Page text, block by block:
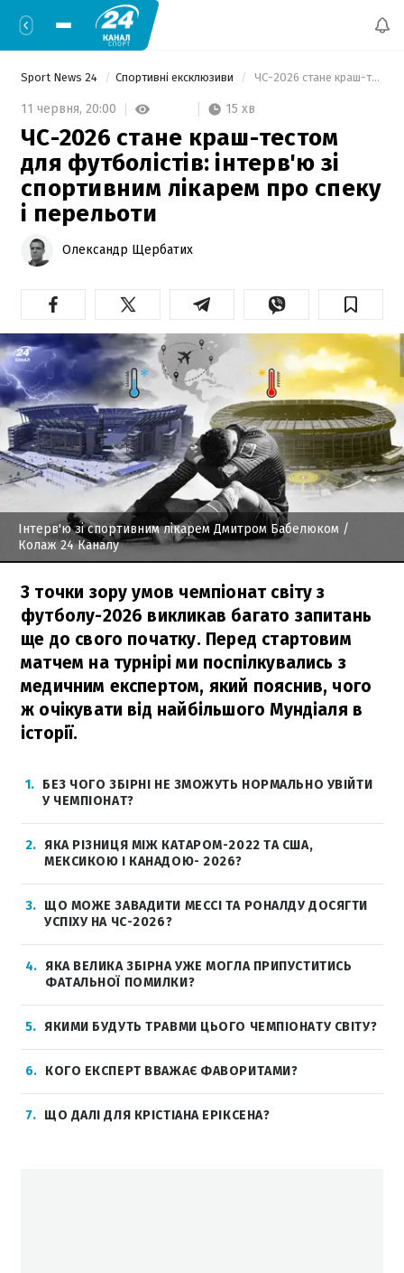
Sport News 24 Спортивні ексклюзиви ЧС-2026 стане краш-тестом для футболістів: інтерв'ю зі спортивним лікарем про спеку і перельоти
11 червня, 20:00 15 хв
ЧС-2026 стане краш-тестом
для футболістів: інтерв'ю зі
спортивним лікарем про спеку
і перельоти
Олександр Щербатих
Інтерв'ю зі спортивним лікарем Дмитром Бабелюком /
Колаж 24 Каналу
З точки зору умов чемпіонат світу з
футболу-2026 викликав багато запитань
ще до свого початку. Перед стартовим
матчем на турнірі ми поспілкувались з
медичним експертом, який пояснив, чого
ж очікувати від найбільшого Мундіаля в
історії.
1
БЕЗ ЧОГО ЗБІРНІ НЕ ЗМОЖУТЬ НОРМАЛЬНО УВІЙТИ
У ЧЕМПІОНАТ?
2
ЯКА РІЗНИЦЯ МІЖ КАТАРОМ-2022 ТА США,
МЕКСИКОЮ І КАНАДОЮ- 2026?
3
ЩО МОЖЕ ЗАВАДИТИ МЕССІ ТА РОНАЛДУ ДОСЯГТИ
УСПІХУ НА ЧС-2026?
4
ЯКА ВЕЛИКА ЗБІРНА УЖЕ МОГЛА ПРИПУСТИТИСЬ
ФАТАЛЬНОЇ ПОМИЛКИ?
5 ЯКИМИ БУДУТЬ ТРАВМИ ЦЬОГО ЧЕМПІОНАТУ СВІТУ?
6 КОГО ЕКСПЕРТ ВВАЖАЄ ФАВОРИТАМИ?
7 ЩО ДАЛІ ДЛЯ КРІСТІАНА ЕРІКСЕНА?